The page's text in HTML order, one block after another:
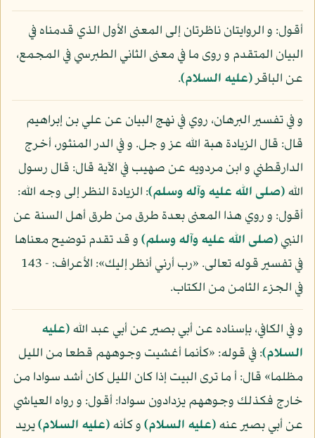
أقول: و الروايتان ناظرتان إلى المعنى الأول الذي قدمناه في
البيان المتقدم و روى ما في معنى الثاني الطبرسي في المجمع،
عن الباقر(عليه السلام).
و في تفسير البرهان، روي في نهج البيان عن علي بن إبراهيم
قال: قال الزيادة هبة الله عز و جل. و في الدر المنثور، أخرج
الدارقطني و ابن مردويه عن صهيب في الآية قال: قال رسول
الله(صلى الله عليه وآله وسلم): الزيادة النظر إلى وجه الله:
أقول: و روي هذا المعنى بعدة طرق من طرق أهل السنة عن
النبي(صلى الله عليه وآله وسلم)و قد تقدم توضيح معناها
في تفسير قوله تعالى. «رب أرني أنظر إليك»: الأعراف: - 143
في الجزء الثامن من الكتاب.
و في الكافي، بإسناده عن أبي بصير عن أبي عبد الله(عليه
السلام): في قوله: «كأنما أغشيت وجوههم قطعا من الليل
مظلما» قال: أ ما ترى البيت إذا كان الليل كان أشد سوادا من
خارج فكذلك وجوههم يزدادون سوادا: أقول: و رواه العياشي
عن أبي بصير عنه(عليه السلام)و كأنه(عليه السلام)يريد